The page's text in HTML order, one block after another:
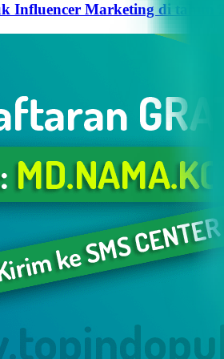
Influencer Marketing di tahun